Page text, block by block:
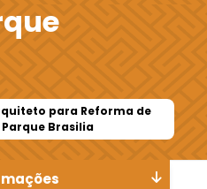
para Reforma de
Brasilia